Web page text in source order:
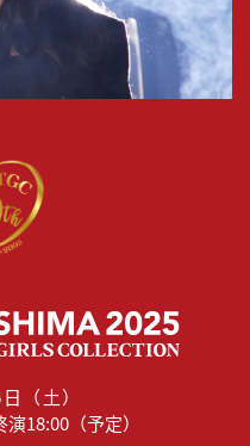
（土）
18:00（予定）